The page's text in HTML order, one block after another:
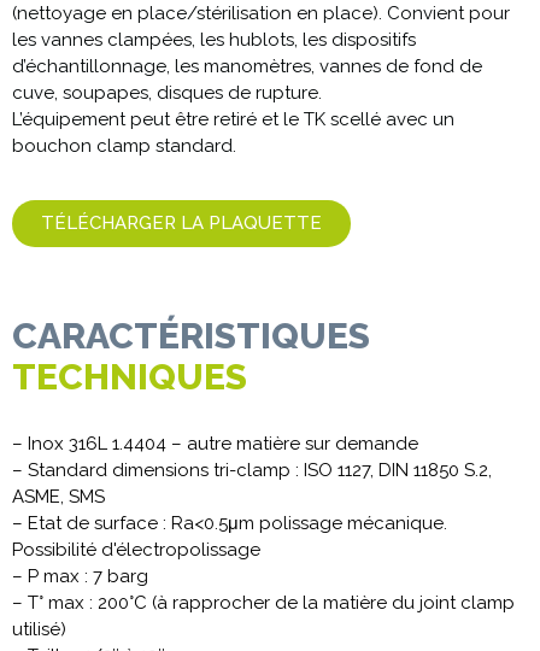
(nettoyage en place/stérilisation en place). Convient pour
les vannes clampées, les hublots, les dispositifs
d’échantillonnage, les manomètres, vannes de fond de
cuve, soupapes, disques de rupture.
L’équipement peut être retiré et le TK scellé avec un
bouchon clamp standard.
TÉLÉCHARGER LA PLAQUETTE
CARACTÉRISTIQUES
TECHNIQUES
– Inox 316L 1.4404 – autre matière sur demande
– Standard dimensions tri-clamp : ISO 1127, DIN 11850 S.2,
ASME, SMS
– Etat de surface : Ra<0.5μm polissage mécanique.
Possibilité d'électropolissage
– P max : 7 barg
– T° max : 200°C (à rapprocher de la matière du joint clamp
utilisé)